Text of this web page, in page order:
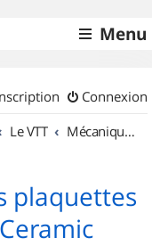
Menu
Connexion
Le VTT Mécanique et Entretiens
plaquettes